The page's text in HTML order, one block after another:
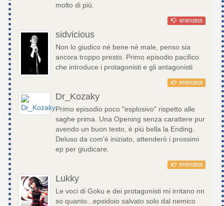
molto di più.
07/07/2015
sidvicious
Non lo giudico né bene né male, penso sia
ancora troppo presto. Primo episodio pacifico
che introduce i protagonisti e gli antagonisti
07/07/2015
Dr_Kozaky
Primo episodio poco "esplosivo" rispetto alle
saghe prima. Una Opening senza carattere pur
avendo un buon testo, è più bella la Ending.
Deluso da com'è iniziato, attenderò i prossimi
ep per giudicare.
07/07/2015
Lukky
Le voci di Goku e dei protagonisti mi irritano nn
so quanto...epsidoio salvato solo dal nemico